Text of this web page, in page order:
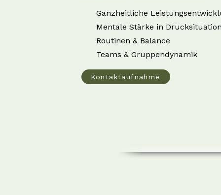
Ganzheitliche
Mentale Stärke in
Routinen & Balance
Teams & Gruppendynamik
Kontaktaufnahme